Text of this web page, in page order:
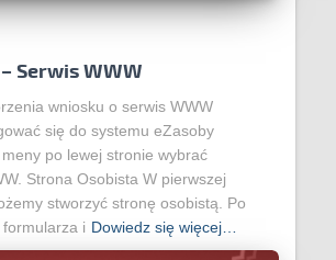
Serwis WWW
wniosku o serwis WWW
się do systemu eZasoby
po lewej stronie wybrać
Strona Osobista W pierwszej
stworzyć stronę osobistą. Po
formularza i Dowiedz się więcej…